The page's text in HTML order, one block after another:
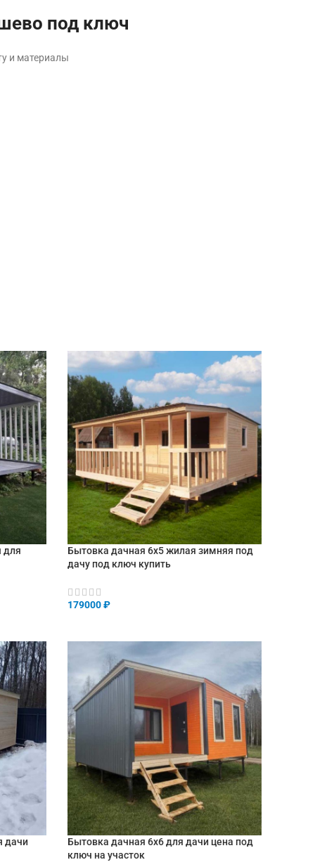
под ключ
и материалы
для
Бытовка дачная 6х5 жилая зимняя под
дачу под ключ купить
179000₽
дачи
Бытовка дачная 6х6 для дачи цена под
ключ на участок